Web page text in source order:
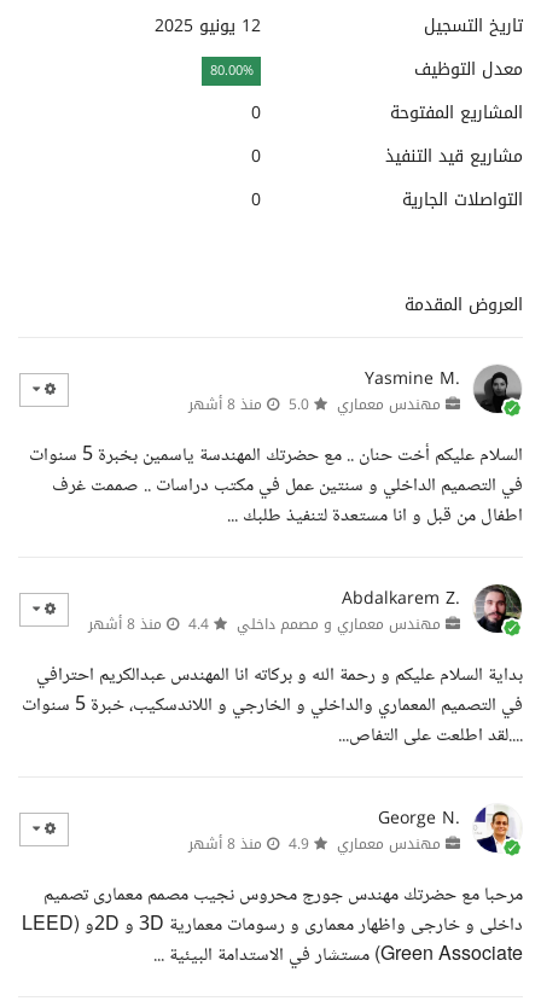
تاريخ التسجيل
12 يونيو 2025
معدل التوظيف
80.00%
المشاريع المفتوحة
0
مشاريع قيد التنفيذ
0
التواصلات الجارية
0
العروض المقدمة
Yasmine M.
مهندس معماري منذ 8 أشهر
السلام عليكم أخت حنان .. مع حضرتك المهندسة ياسمين بخبرة 5 سنوات
في التصميم الداخلي و سنتين عمل في مكتب دراسات .. صممت غرف
اطفال من قبل و انا مستعدة لتنفيذ طلبك ...
Abdalkarem Z.
مهندس معماري و مصمم داخلي منذ 8 أشهر
بداية السلام عليكم و رحمة الله و بركاته انا المهندس عبدالكريم احترافي
في التصميم المعماري والداخلي و الخارجي و اللاندسكيب، خبرة 5 سنوات
....لقد اطلعت على التفاص...
George N.
مهندس معماري منذ 8 أشهر
مرحبا مع حضرتك مهندس جورج محروس نجيب مصمم معمارى تصميم
داخلى و خارجى واظهار معمارى و رسومات معمارية 3D و 2Dو (LEED
Green Associate) مستشار في الاستدامة البيئية ...